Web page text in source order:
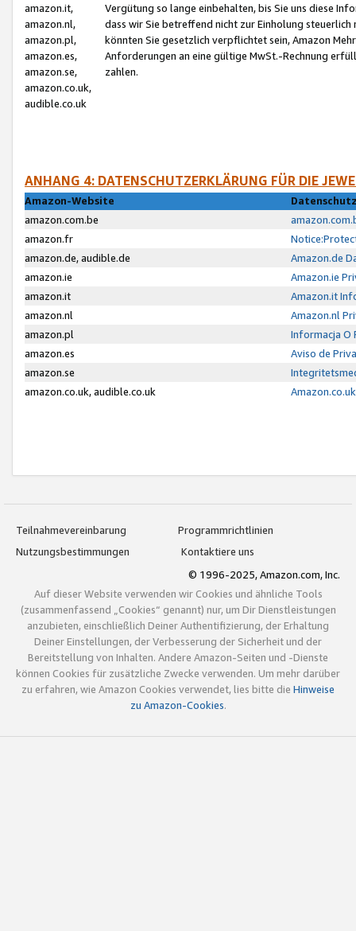
amazon.it,
amazon.nl,
amazon.pl,
amazon.es,
amazon.se,
amazon.co.uk,
audible.co.uk
Vergütung so lange einbehalten, bis Sie uns diese
dass wir Sie betreffend nicht zur Einholung
könnten Sie gesetzlich verpflichtet sein, Amazon
Anforderungen an eine gültige MwSt.-Rechnung
zahlen.
ANHANG 4: DATENSCHUTZERKLÄRUNG FÜR DIE
Amazon-Website
amazon.com.be
amazon.fr
amazon.de, audible.de
Amazon.de
amazon.ie
Amazon.ie
amazon.it
Amazon.it
amazon.nl
Amazon.nl
amazon.pl
Informacja O
amazon.es
Aviso de
amazon.se
amazon.co.uk, audible.co.uk
Teilnahmevereinbarung
Programmrichtlinien
Nutzungsbestimmungen
Kontaktiere uns
© 1996-2025, Amazon.com, Inc.
Auf dieser Website verwenden wir Cookies und ähnliche Tools
(zusammenfassend „Cookies“ genannt) nur, um Dir Dienstleistungen
anzubieten, einschließlich Deiner Authentifizierung, der Erhaltung
Deiner Einstellungen, der Verbesserung der Sicherheit und der
Bereitstellung von Inhalten. Andere Amazon-Seiten und -Dienste
können Cookies für zusätzliche Zwecke verwenden. Um mehr darüber
zu erfahren, wie Amazon Cookies verwendet, lies bitte die Hinweise
zu Amazon-Cookies.